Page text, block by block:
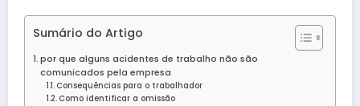
Sumário do Artigo
por que alguns acidentes de trabalho não são
comunicados pela empresa
Consequências para o trabalhador
Como identificar a omissão